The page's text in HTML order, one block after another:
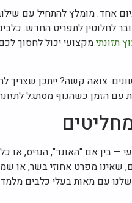
לחלוטין לתפריט החדש.
תזונתימקצועי יכול לחסוך
צואה קשה? ייתכן שצריך
הזמן כשהגוף מסתגל לתזונה
— בין אם "האונד", הנריס,
שאינו מפרט אחוזי בשר, או
עם מאות בעלי כלבים